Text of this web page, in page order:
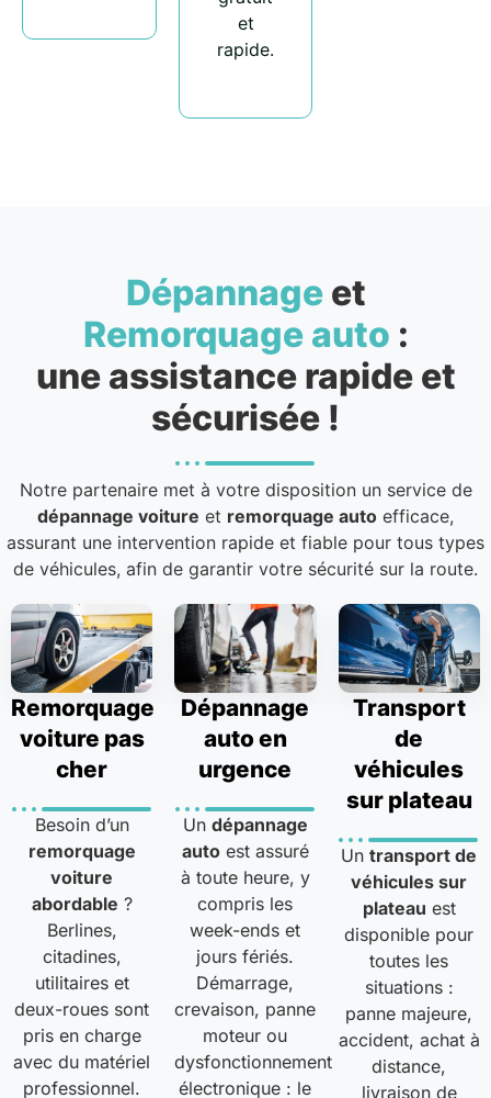
et
rapide.
Dépannageet
Remorquage auto :
une assistance rapide et
sécurisée !
Notre partenaire met à votre disposition un service de
dépannage voiture et remorquage auto efficace,
assurant une intervention rapide et fiable pour tous types
de véhicules, afin de garantir votre sécurité sur la route.
Remorquage
voiture pas
cher
Besoin d’un
remorquage
voiture
abordable ?
Berlines,
citadines,
utilitaires et
deux-roues sont
pris en charge
avec du matériel
professionnel.
Dépannage
auto en
urgence
Un dépannage
autoest assuré
à toute heure, y
compris les
week-ends et
jours fériés.
Démarrage,
crevaison, panne
moteur ou
dysfonctionnement
électronique : le
Transport
de
véhicules
sur plateau
Untransport de
véhicules sur
plateau est
disponible pour
toutes les
situations :
panne majeure,
accident, achat à
distance,
livraison de